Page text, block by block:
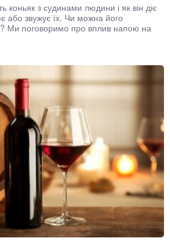
коньяк з судинами людини і як він діє
або звужує їх. Чи можна його
Ми поговоримо про вплив напою на